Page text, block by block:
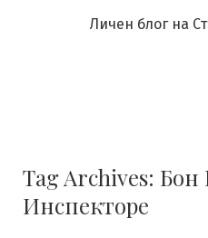
Личен блог на
Tag Archives: Бон
Инспекторе